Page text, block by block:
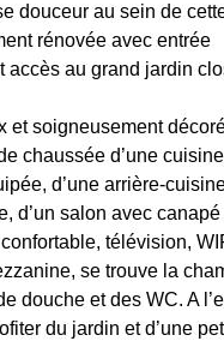
douceur au sein de
rénovée avec entrée
accès au grand jardin
et soigneusement
chaussée d’une cuisine
d’une arrière-
d’un salon avec canapé
télévision,
se trouve la
douche et des WC. A
du jardin et d’une